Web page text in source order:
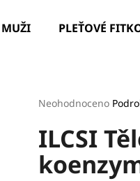
MUŽI PLEŤOVÉ
Průměrné
produktu
je
0,0
Neohodnoceno
ILCSI
najít?
HLEDAT